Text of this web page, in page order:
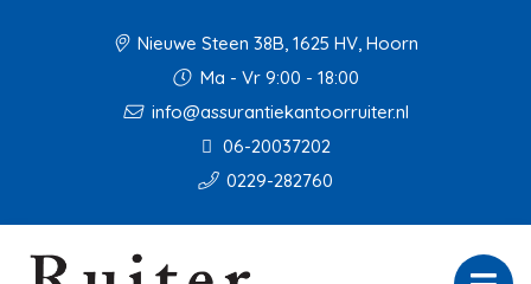
Nieuwe Steen 38B, 1625 HV, Hoorn
Ma - Vr 9:00 - 18:00
info@assurantiekantoorruiter.nl
06-20037202
0229-282760